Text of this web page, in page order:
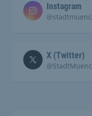
Instagram
X (Twitter)